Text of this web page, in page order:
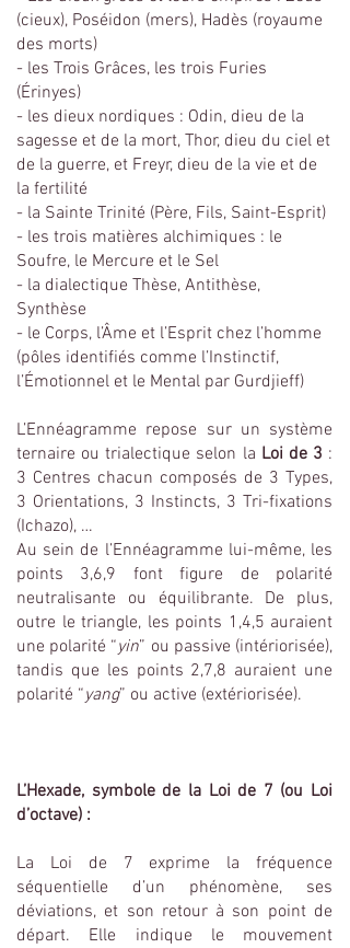
(cieux), Poséidon (mers), Hadès (royaume
des morts)
- les Trois Grâces, les trois Furies
(Érinyes)
- les dieux nordiques : Odin, dieu de la
sagesse et de la mort, Thor, dieu du ciel et
de la guerre, et Freyr, dieu de la vie et de
la fertilité
- la Sainte Trinité (Père, Fils, Saint-Esprit)
- les trois matières alchimiques : le
Soufre, le Mercure et le Sel
- la dialectique Thèse, Antithèse,
Synthèse
- le Corps, l’Âme et l’Esprit chez l’homme
(pôles identifiés comme l’Instinctif,
l’Émotionnel et le Mental par Gurdjieff)
L’Ennéagramme repose sur un système
ternaire ou trialectique selon la Loi de 3 :
3 Centres chacun composés de 3 Types,
3 Orientations, 3 Instincts, 3 Tri-fixations
(Ichazo), …
Au sein de l’Ennéagramme lui-même, les
points 3,6,9 font figure de polarité
neutralisante ou équilibrante. De plus,
outre le triangle, les points 1,4,5 auraient
une polarité “yin” ou passive (intériorisée),
tandis que les points 2,7,8 auraient une
polarité “yang” ou active (extériorisée).
L’Hexade, symbole de la Loi de 7 (ou Loi
d’octave) :
La Loi de 7 exprime la fréquence
séquentielle d’un phénomène, ses
déviations, et son retour à son point de
départ. Elle indique le mouvement